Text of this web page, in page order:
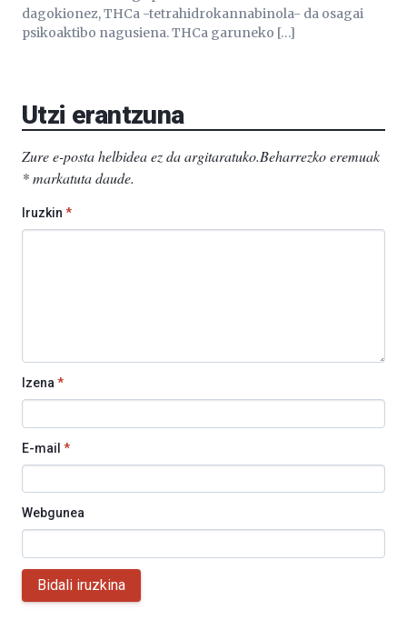
dagokionez, THCa -tetrahidrokannabinola- da osagai
psikoaktibo nagusiena. THCa garuneko […]
Utzi erantzuna
Zure e-posta helbidea ez da argitaratuko.Beharrezko eremuak
*markatuta daude.
Iruzkin *
Izena*
E-mail *
Webgunea
Bidali iruzkina